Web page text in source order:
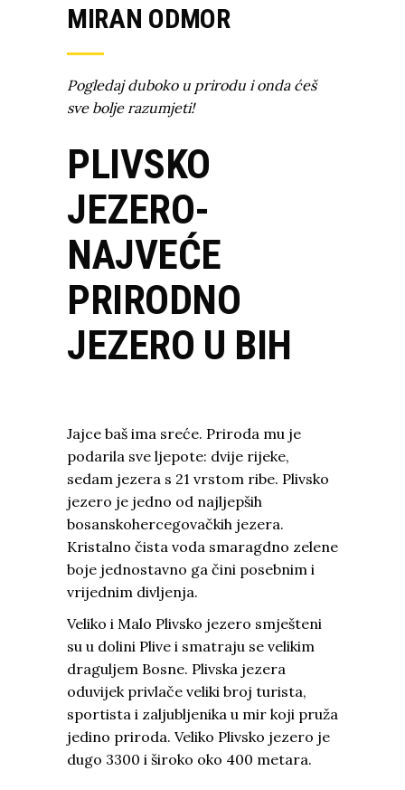
MIRAN ODMOR
Pogledaj duboko u prirodu i onda ćeš
sve bolje razumjeti!
PLIVSKO
JEZERO-
NAJVEĆE
PRIRODNO
JEZERO U BIH
Jajce baš ima sreće. Priroda mu je
podarila sve ljepote: dvije rijeke,
sedam jezera s 21 vrstom ribe. Plivsko
jezero je jedno od najljepših
bosanskohercegovačkih jezera.
Kristalno čista voda smaragdno zelene
boje jednostavno ga čini posebnim i
vrijednim divljenja.
Veliko i Malo Plivsko jezero smješteni
su u dolini Plive i smatraju se velikim
draguljem Bosne. Plivska jezera
oduvijek privlače veliki broj turista,
sportista i zaljubljenika u mir koji pruža
jedino priroda. Veliko Plivsko jezero je
dugo 3300 i široko oko 400 metara.